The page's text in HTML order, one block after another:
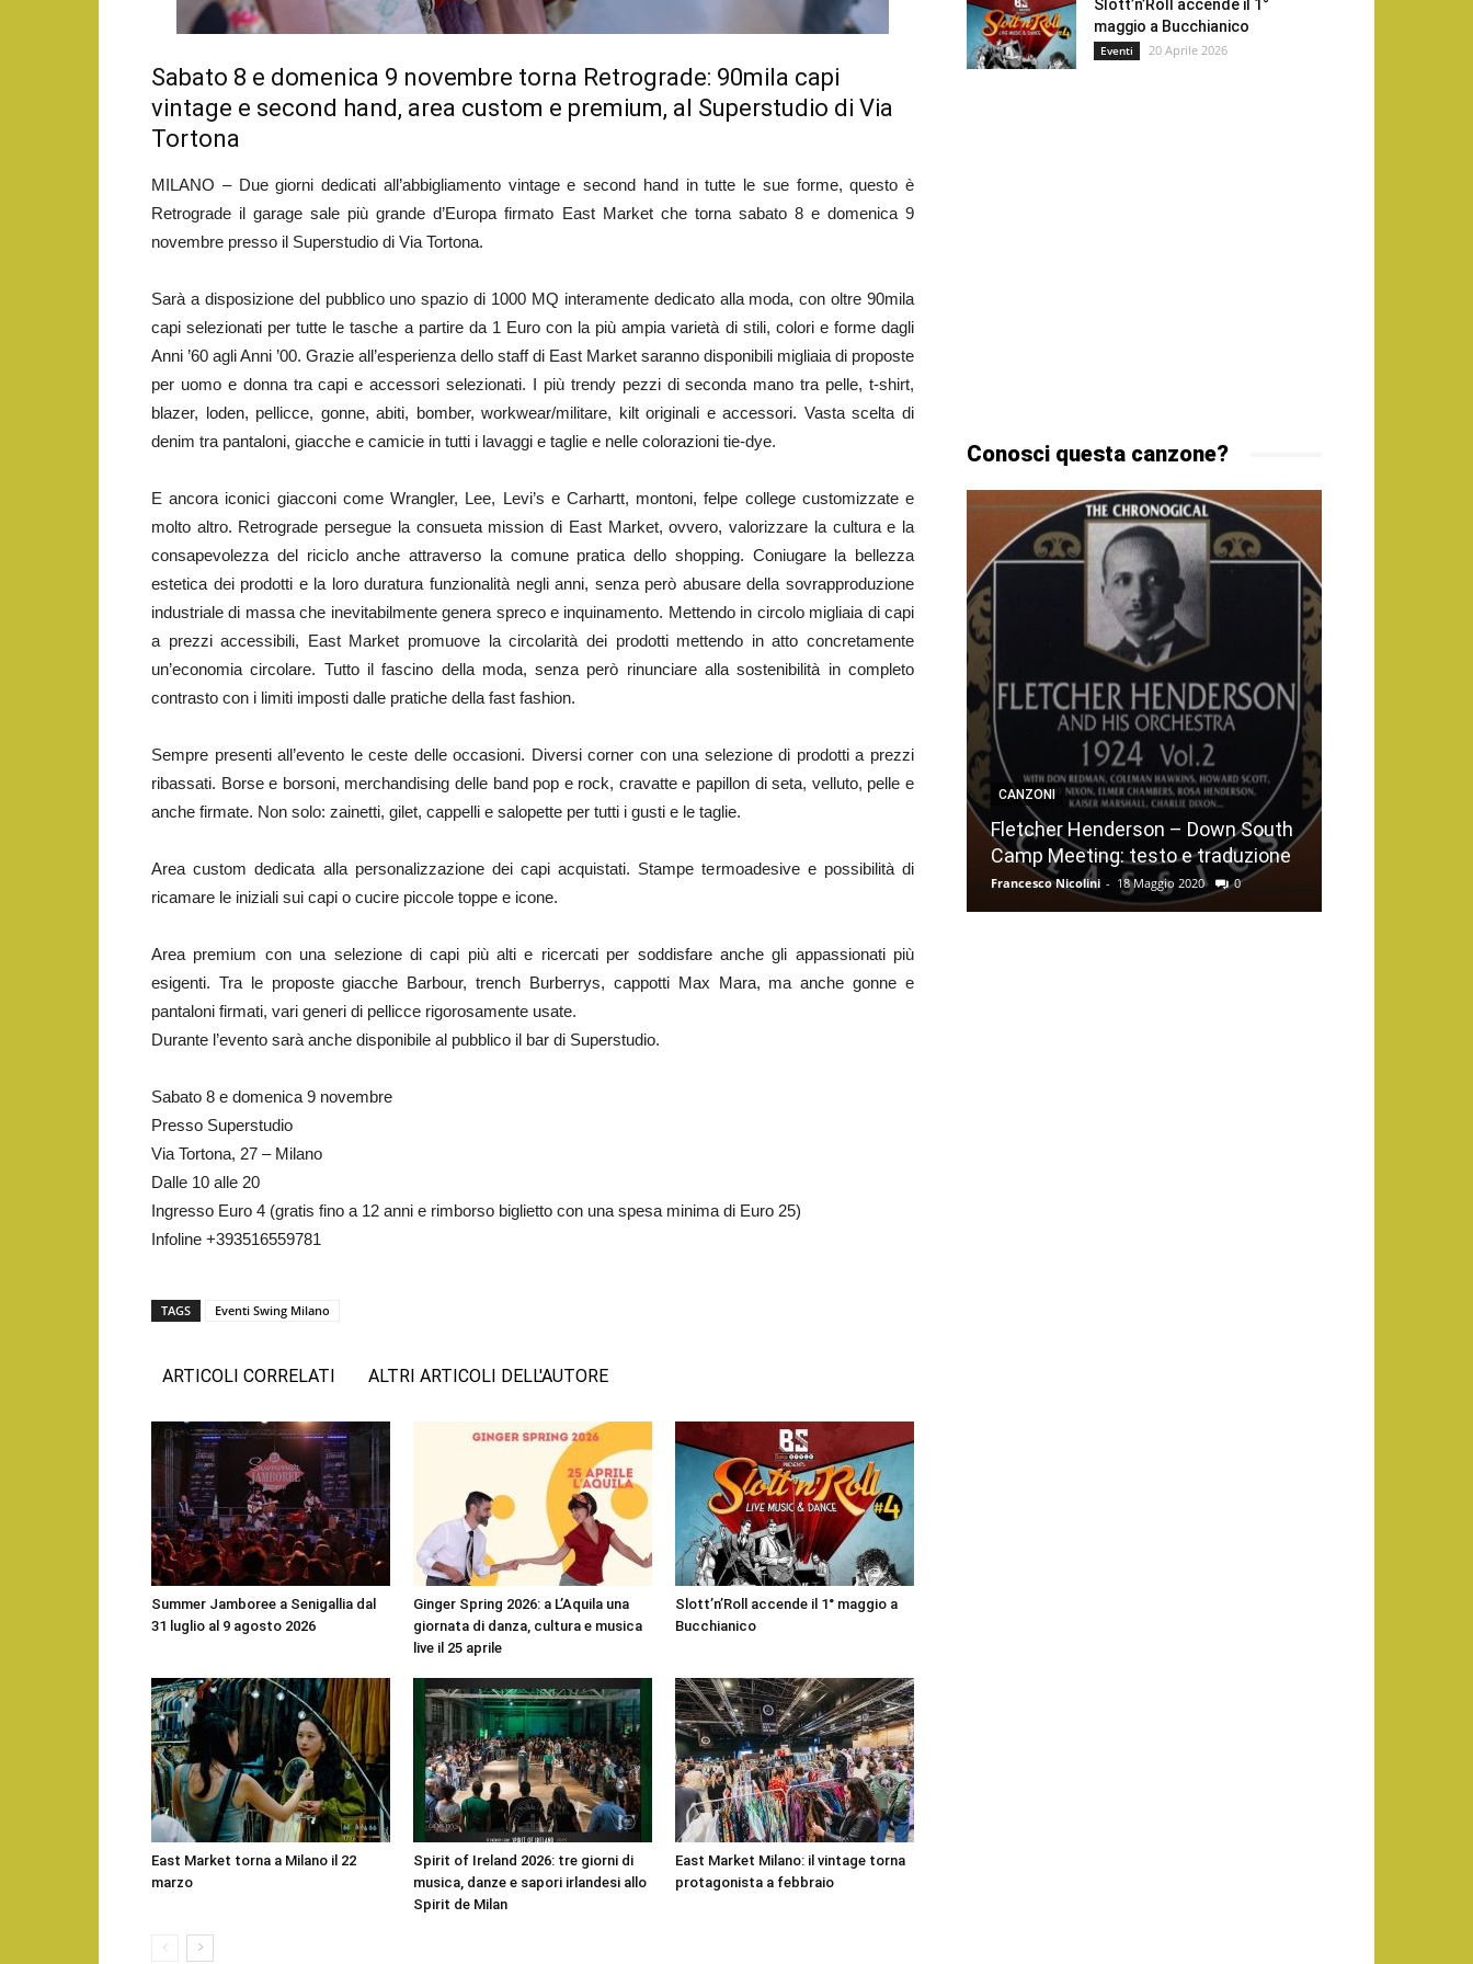
Sabato 8 e domenica 9 novembre torna Retrograde: 90mila capi
vintage e second hand, area custom e premium, al Superstudio di Via
Tortona
MILANO – Due giorni dedicati all’abbigliamento vintage e second hand in tutte le sue forme, questo è
Retrograde il garage sale più grande d’Europa firmato East Market che torna sabato 8 e domenica 9
novembre presso il Superstudio di Via Tortona.
Sarà a disposizione del pubblico uno spazio di 1000 MQ interamente dedicato alla moda, con oltre 90mila
capi selezionati per tutte le tasche a partire da 1 Euro con la più ampia varietà di stili, colori e forme dagli
Anni ’60 agli Anni ’00. Grazie all’esperienza dello staff di East Market saranno disponibili migliaia di proposte
per uomo e donna tra capi e accessori selezionati. I più trendy pezzi di seconda mano tra pelle, t-shirt,
blazer, loden, pellicce, gonne, abiti, bomber, workwear/militare, kilt originali e accessori. Vasta scelta di
denim tra pantaloni, giacche e camicie in tutti i lavaggi e taglie e nelle colorazioni tie-dye.
E ancora iconici giacconi come Wrangler, Lee, Levi’s e Carhartt, montoni, felpe college customizzate e
molto altro. Retrograde persegue la consueta mission di East Market, ovvero, valorizzare la cultura e la
consapevolezza del riciclo anche attraverso la comune pratica dello shopping. Coniugare la bellezza
estetica dei prodotti e la loro duratura funzionalità negli anni, senza però abusare della sovrapproduzione
industriale di massa che inevitabilmente genera spreco e inquinamento. Mettendo in circolo migliaia di capi
a prezzi accessibili, East Market promuove la circolarità dei prodotti mettendo in atto concretamente
un’economia circolare. Tutto il fascino della moda, senza però rinunciare alla sostenibilità in completo
contrasto con i limiti imposti dalle pratiche della fast fashion.
Sempre presenti all’evento le ceste delle occasioni. Diversi corner con una selezione di prodotti a prezzi
ribassati. Borse e borsoni, merchandising delle band pop e rock, cravatte e papillon di seta, velluto, pelle e
anche firmate. Non solo: zainetti, gilet, cappelli e salopette per tutti i gusti e le taglie.
Area custom dedicata alla personalizzazione dei capi acquistati. Stampe termoadesive e possibilità di
ricamare le iniziali sui capi o cucire piccole toppe e icone.
Area premium con una selezione di capi più alti e ricercati per soddisfare anche gli appassionati più
esigenti. Tra le proposte giacche Barbour, trench Burberrys, cappotti Max Mara, ma anche gonne e
pantaloni firmati, vari generi di pellicce rigorosamente usate.
Durante l’evento sarà anche disponibile al pubblico il bar di Superstudio.
Sabato 8 e domenica 9 novembre
Presso Superstudio
Via Tortona, 27 – Milano
Dalle 10 alle 20
Ingresso Euro 4 (gratis fino a 12 anni e rimborso biglietto con una spesa minima di Euro 25)
Infoline +393516559781
TAGS Eventi Swing Milano
ARTICOLI CORRELATI ALTRI ARTICOLI DELL'AUTORE
Summer Jamboree a Senigallia dal
31 luglio al 9 agosto 2026
Ginger Spring 2026: a L’Aquila una
giornata di danza, cultura e musica
live il 25 aprile
Slott’n’Roll accende il 1° maggio a
Bucchianico
East Market torna a Milano il 22
marzo
Spirit of Ireland 2026: tre giorni di
musica, danze e sapori irlandesi allo
Spirit de Milan
East Market Milano: il vintage torna
protagonista a febbraio
Slott’n’Roll accende il 1°
maggio a Bucchianico
Eventi 20 Aprile 2026
Conosci questa canzone?
CANZONI
Fletcher Henderson – Down South
Camp Meeting: testo e traduzione
Francesco Nicolini - 18 Maggio 2020 0